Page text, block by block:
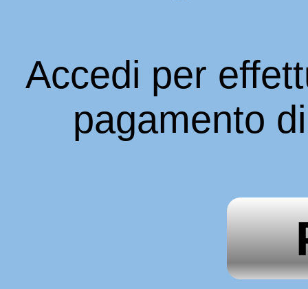
Accedi per
pagamento